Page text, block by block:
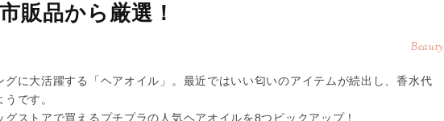
販品から厳選！
Beauty
グに大活躍する「ヘアオイル」。最近ではいい匂いのアイテムが続出し、香水代
です。
グストアで買えるプチプラの人気ヘアオイルを8つピックアップ！